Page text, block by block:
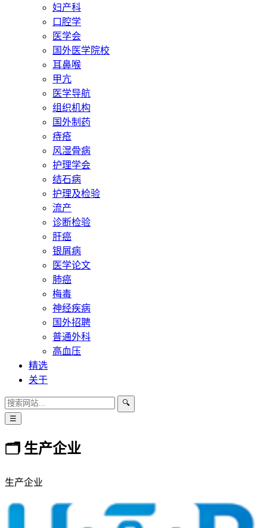
妇产科
口腔学
医学会
国外医学院校
耳鼻喉
甲亢
医学导航
组织机构
国外制药
痔疮
风湿骨病
护理学会
结石病
护理及检验
流产
诊断检验
肝癌
银屑病
医学论文
肺癌
梅毒
神经疾病
国外招聘
普通外科
高血压
精选
关于
🔍
☰
🗂 生产企业
生产企业